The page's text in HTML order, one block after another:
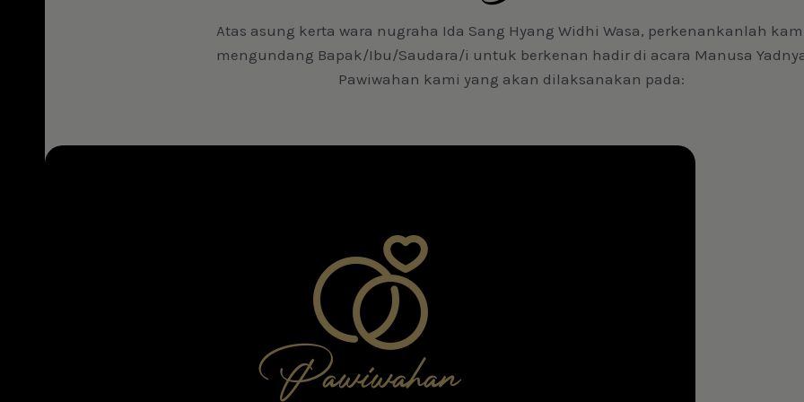
Atas asung kerta wara nugraha Ida Sang Hyang Widhi Wasa, perkenankanlah
mengundang Bapak/Ibu/Saudara/i untuk berkenan hadir di acara Manusa
Pawiwahan kami yang akan dilaksanakan pada:
Pawiwahan